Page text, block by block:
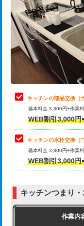
給水管工事※（支持金
給水管工事※（保温
め込み）)
給水管工事※（土の掘
給水管工事※（塩ビ管
用/3ｍまで)
給水管工事※（塩ビ
用（追加）/3ｍ超え)
給水管工事※（ライ
管・ポリ管・HT管使
管・ポリ管・HT管使
排水管工事（土の掘
カメラ調査
桝清掃
止水・漏水調査・防水
理・調整・分解・加
止水・漏水調査・防
理・調整・分解・加工
止水・漏水調査・防
理・調整・分解・加
お風呂タンク脱着
その他部品の脱着
キッチンの部品交換（
基本料金 3,300円+作業
WEB割引3,000
キッチンの水栓交換（
基本料金 3,300円+作業
WEB割引3,000
キッチンつまり
作業内